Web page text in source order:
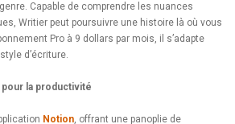
Capable de comprendre les nuances
Writier peut poursuivre une histoire là où vous
Pro à 9 dollars par mois, il s’adapte
d’écriture.
la productivité
Notion, offrant une panoplie de